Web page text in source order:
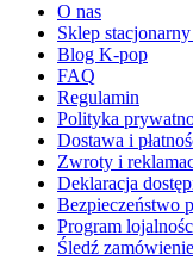
O nas
Sklep
Blog K-pop
FAQ
Regulamin
Polityka
Dostawa i
Zwroty i
Deklaracja
Bezpieczeństwo
Program
Śledź zamówienie